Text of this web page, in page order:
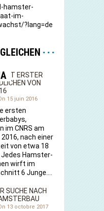
hamster-
im-
?lang=de
ERSTER
VON
15 juin 2016
ersten
im CNRS am
2016, nach einer
von etwa 18
Jedes Hamster-
wirft im
6 Junge.…
SUCHE NACH
13 octobre 2017